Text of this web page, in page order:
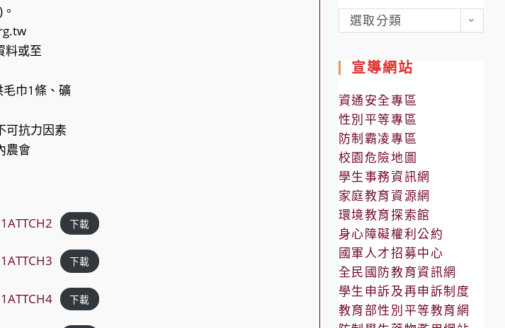
料或至
巾1條、礦
可抗力因素
農會
下載
下載
下載
各
處
公
告
選取分類
宣導網站
資通安全專區
性別平等專區
防制霸凌專區
校園危險地圖
學生事務資訊網
家庭教育資源網
環境教育探索館
身心障礙權利公約
國軍人才招募中心
全民國防教育資訊網
學生申訴及再申訴制度
教育部性別平等教育網